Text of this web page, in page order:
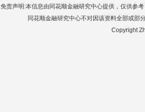
免责声明:本信息由同花顺金融研究中心提供，仅供参
同花顺金融研究中心不对因该资料全部或部
Copyright